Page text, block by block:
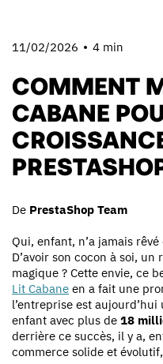
11/02/2026 4 min
COMMENT
CABANE
De PrestaShop Team
Qui, enfant, n’a jamais
D’avoir son cocon à soi,
magique ? Cette envie, ce
Lit Cabane en a fait une
l’entreprise est
enfant avec plus de 18
derrière ce succès, il y a,
commerce solide et